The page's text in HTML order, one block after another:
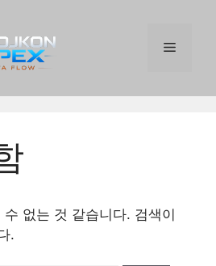
메
뉴
없는 것 같습니다. 검색이
.